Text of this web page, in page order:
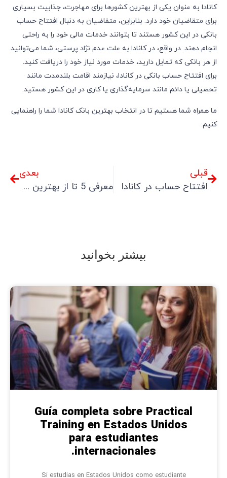
کانادا به عنوان یکی از بهترین کشورها برای مهاجرت، جذابیت بسیاری
برای متقاضیان خود دارد. بنابراین، متقاضیان به دنبال افتتاح حساب
بانکی در این کشور هستند تا بتوانند خدمات مالی خود را به راحتی
انجام دهند. در واقع، در کانادا به علت عدم نژاد پرستی، شما می‌توانید
از هر بانکی که تمایل دارید، خدمات مورد نیاز خود را دریافت کنید.
برای افتتاح حساب بانکی در کانادا، نیازمند اقامت بلندمدت مانند
تحصیلی یا دائم مانند سرمایه‌گذاری یا کاری در این کشور هستید.
ما همراه شما هستیم تا در انتخاب بهترین بانک کانادا شما را راهنمایی
کنیم.
قبلی
افتتاح حساب در کانادا
بعدی
معرفی 5 تا از بهترین دانشگاه‌های کانادا
بیشتر بخوانید
Guía completa sobre Practical
Training en Estados Unidos
para estudiantes
internacionales.
Si estudias en Estados Unidos como estudiante